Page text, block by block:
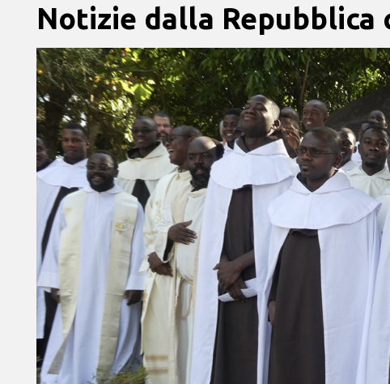
Notizie dalla Repubblica